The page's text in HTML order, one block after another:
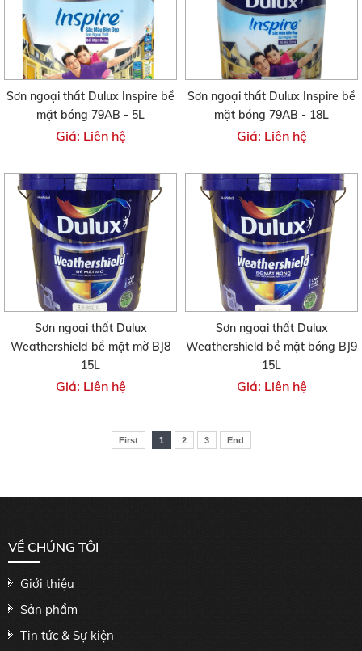
Sơn ngoại thất Dulux Inspire bề
mặt bóng 79AB - 5L
Giá: Liên hệ
Sơn ngoại thất Dulux Inspire bề
mặt bóng 79AB - 18L
Giá: Liên hệ
Sơn ngoại thất Dulux
Weathershield bề mặt mờ BJ8
15L
Giá: Liên hệ
Sơn ngoại thất Dulux
Weathershield bề mặt bóng BJ9
15L
Giá: Liên hệ
First 1 2 3 End
VỀ CHÚNG TÔI
Giới thiệu
Sản phẩm
Tin tức & Sự kiện